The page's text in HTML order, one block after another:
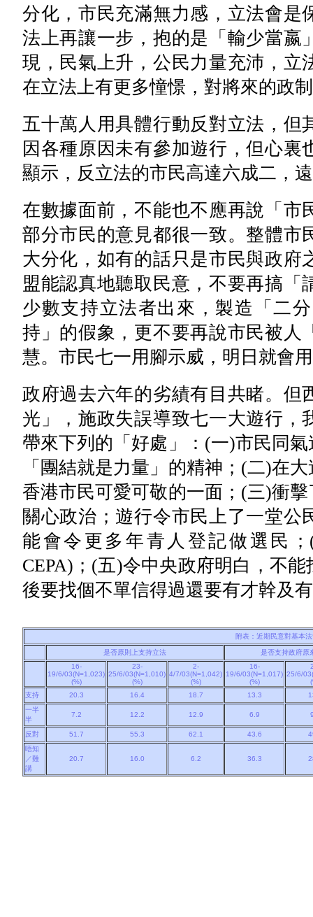
分化，市民充滿無力感，立法會是
法上再讓一步，抱的是「輸少當嬴
現，民氣上升，公民力量充沛，立
在立法上有更多憧憬，對將來的政
五十萬人用具體行動反對立法，但
因各種原因未有參加遊行，但心
顯示，反立法的市民高達六成二，
在數據面前，不能也不應再說「市
部分市民的意見都很一致。整體市
大分化，如有的話只是市民與政府
盟能認真地聽取民意，不要再搞「
少數支持立法者出來，製造「二
持」的假象，更不要再說市民被人
慧。市民七一用腳示威，明日就會
政府過去六年的劣績有目共睹。但
光」，施政失誤導致七一大遊行，
帶來下列的「好處」：(一)市民同
「團結就是力量」的精神；(二)在
香港市民可愛可敬的一面；(三)衝
關心政治；遊行令市民上了一堂公
能會令更多年青人登記做選民
CEPA)；(五)令中央政府明白，不
後要找個不單信得過還要有才幹及
附表：近期民意對基本
是否原則上支持立法
是否支持政府原
16-
19/6/03(N=1,023)
(%)
23-
25/6/03(N=1,010)
(%)
2-
4/7/03(N=1,042)
(%)
16-
19/6/03(N=1,017)
(%)
25/6/
支持
20.3 16.4 18.7 13.3
一半
半
7.2 12.2 12.9 6.9
反對 51.7 55.3 62.1 43.6
唔知
／難
講
20.7 16.0 6.2 36.3